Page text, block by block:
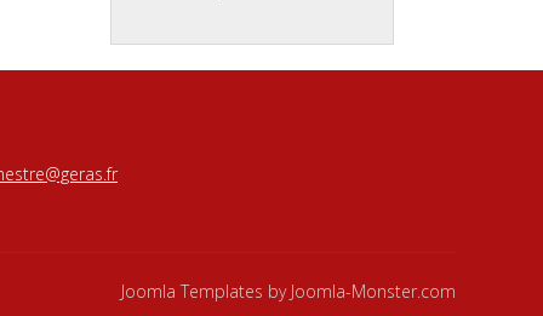
Joomla Templates by Joomla-Monster.com